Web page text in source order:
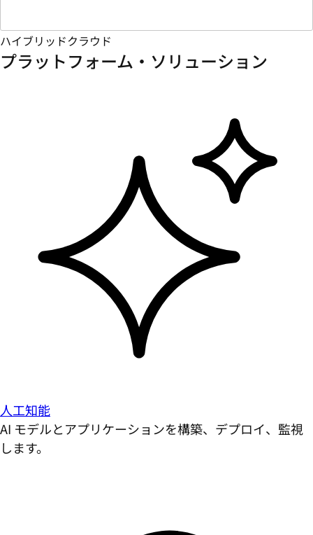
ハイブリッドクラウド
プラットフォーム・ソリューション
人工知能
AI モデルとアプリケーションを構築、デプロイ、監視
します。